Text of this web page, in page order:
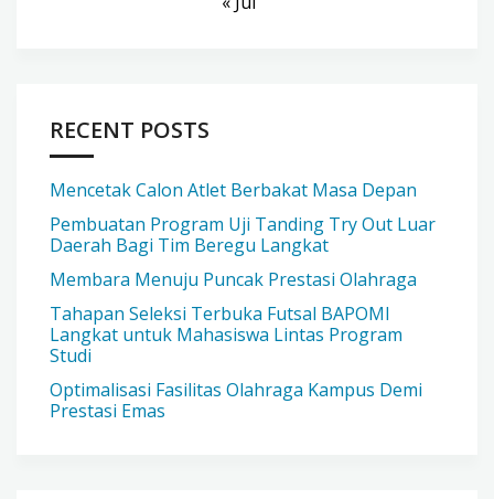
RECENT POSTS
Mencetak Calon Atlet Berbakat Masa Depan
Pembuatan Program Uji Tanding Try Out Luar
Daerah Bagi Tim Beregu Langkat
Membara Menuju Puncak Prestasi Olahraga
Tahapan Seleksi Terbuka Futsal BAPOMI
Langkat untuk Mahasiswa Lintas Program
Studi
Optimalisasi Fasilitas Olahraga Kampus Demi
Prestasi Emas